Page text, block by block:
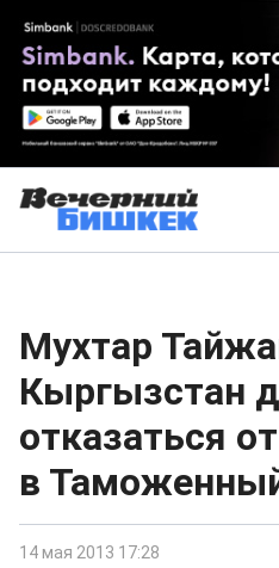
Мухтар
Кыргызстан
отказаться
в
14 мая 2013 17:28